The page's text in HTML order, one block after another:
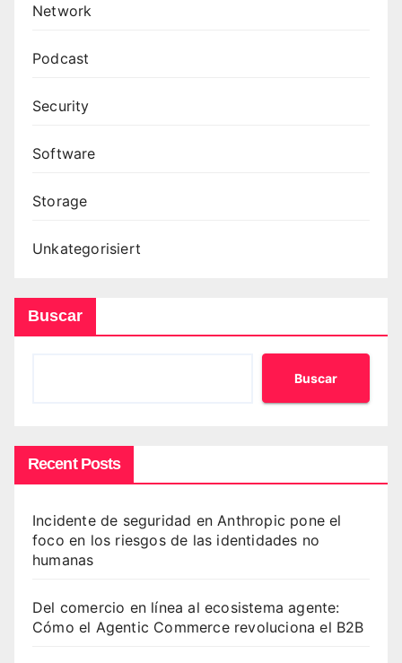
Network
Podcast
Security
Software
Storage
Unkategorisiert
Buscar
Buscar
Recent Posts
Incidente de seguridad en Anthropic pone el
foco en los riesgos de las identidades no
humanas
Del comercio en línea al ecosistema agente:
Cómo el Agentic Commerce revoluciona el B2B